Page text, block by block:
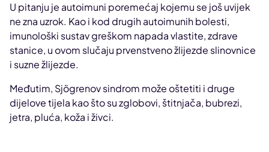
U pitanju je autoimuni poremećaj kojemu se još uvijek
ne zna uzrok. Kao i kod drugih autoimunih bolesti,
imunološki sustav greškom napada vlastite, zdrave
stanice, u ovom slučaju prvenstveno žlijezde slinovnice
i suzne žlijezde.
Međutim, Sjögrenov sindrom može oštetiti i druge
dijelove tijela kao što su zglobovi, štitnjača, bubrezi,
jetra, pluća, koža i živci.